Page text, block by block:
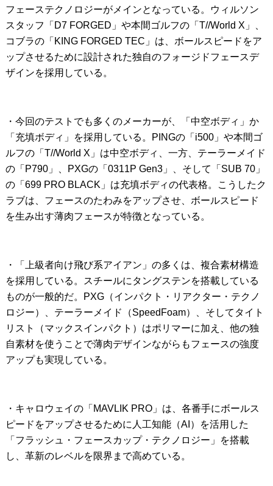
フェーステクノロジーがメインとなっている。ウィルソン
スタッフ「D7 FORGED」や本間ゴルフの「T//World X」、
コブラの「KING FORGED TEC」は、ボールスピードをア
ップさせるために設計された独自のフォージドフェースデ
ザインを採用している。
・今回のテストでも多くのメーカーが、「中空ボディ」か
「充填ボディ」を採用している。PINGの「i500」や本間ゴ
ルフの「T//World X」は中空ボディ、一方、テーラーメイド
の「P790」、PXGの「0311P Gen3」、そして「SUB 70」
の「699 PRO BLACK」は充填ボディの代表格。こうしたク
ラブは、フェースのたわみをアップさせ、ボールスピード
を生み出す薄肉フェースが特徴となっている。
・「上級者向け飛び系アイアン」の多くは、複合素材構造
を採用している。スチールにタングステンを搭載している
ものが一般的だ。PXG（インパクト・リアクター・テクノ
ロジー）、テーラーメイド（SpeedFoam）、そしてタイト
リスト（マックスインパクト）はポリマーに加え、他の独
自素材を使うことで薄肉デザインながらもフェースの強度
アップも実現している。
・キャロウェイの「MAVLIK PRO」は、各番手にボールス
ピードをアップさせるために人工知能（AI）を活用した
「フラッシュ・フェースカップ・テクノロジー」を搭載
し、革新のレベルを限界まで高めている。